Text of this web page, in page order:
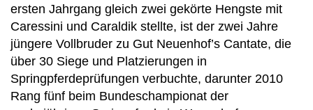
ersten Jahrgang gleich zwei gekörte Hengste mit
Caressini und Caraldik stellte, ist der zwei Jahre
jüngere Vollbruder zu Gut Neuenhof’s Cantate, die
über 30 Siege und Platzierungen in
Springpferdeprüfungen verbuchte, darunter 2010
Rang fünf beim Bundeschampionat der